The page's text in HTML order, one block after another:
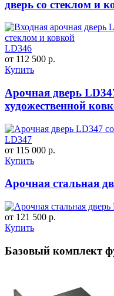
дверь со стеклом и
LD346
от 112 500 р.
Купить
Арочная дверь
художественной
LD347
от 115 000 р.
Купить
Арочная стальная
от 121 500 р.
Купить
Базовый комплект